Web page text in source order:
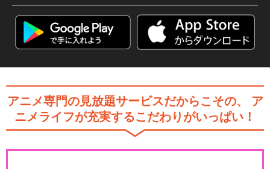
アニメ専門の見放題サービスだからこその、
ア
ニメライフが充実するこだわりがいっぱい！